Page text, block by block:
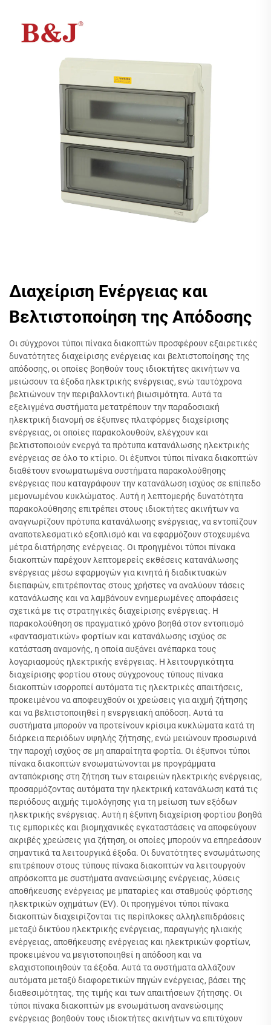
Διαχείριση Ενέργειας και
Βελτιστοποίηση της Απόδοσης
Οι σύγχρονοι τύποι πίνακα διακοπτών προσφέρουν εξαιρετικές
δυνατότητες διαχείρισης ενέργειας και βελτιστοποίησης της
απόδοσης, οι οποίες βοηθούν τους ιδιοκτήτες ακινήτων να
μειώσουν τα έξοδα ηλεκτρικής ενέργειας, ενώ ταυτόχρονα
βελτιώνουν την περιβαλλοντική βιωσιμότητα. Αυτά τα
εξελιγμένα συστήματα μετατρέπουν την παραδοσιακή
ηλεκτρική διανομή σε έξυπνες πλατφόρμες διαχείρισης
ενέργειας, οι οποίες παρακολουθούν, ελέγχουν και
βελτιστοποιούν ενεργά τα πρότυπα κατανάλωσης ηλεκτρικής
ενέργειας σε όλο το κτίριο. Οι έξυπνοι τύποι πίνακα διακοπτών
διαθέτουν ενσωματωμένα συστήματα παρακολούθησης
ενέργειας που καταγράφουν την κατανάλωση ισχύος σε επίπεδο
μεμονωμένου κυκλώματος. Αυτή η λεπτομερής δυνατότητα
παρακολούθησης επιτρέπει στους ιδιοκτήτες ακινήτων να
αναγνωρίζουν πρότυπα κατανάλωσης ενέργειας, να εντοπίζουν
αναποτελεσματικό εξοπλισμό και να εφαρμόζουν στοχευμένα
μέτρα διατήρησης ενέργειας. Οι προηγμένοι τύποι πίνακα
διακοπτών παρέχουν λεπτομερείς εκθέσεις κατανάλωσης
ενέργειας μέσω εφαρμογών για κινητά ή διαδικτυακών
διεπαφών, επιτρέποντας στους χρήστες να αναλύουν τάσεις
κατανάλωσης και να λαμβάνουν ενημερωμένες αποφάσεις
σχετικά με τις στρατηγικές διαχείρισης ενέργειας. Η
παρακολούθηση σε πραγματικό χρόνο βοηθά στον εντοπισμό
«φαντασματικών» φορτίων και κατανάλωσης ισχύος σε
κατάσταση αναμονής, η οποία αυξάνει ανέπαρκα τους
λογαριασμούς ηλεκτρικής ενέργειας. Η λειτουργικότητα
διαχείρισης φορτίου στους σύγχρονους τύπους πίνακα
διακοπτών ισορροπεί αυτόματα τις ηλεκτρικές απαιτήσεις,
προκειμένου να αποφευχθούν οι χρεώσεις για αιχμή ζήτησης
και να βελτιστοποιηθεί η ενεργειακή απόδοση. Αυτά τα
συστήματα μπορούν να προτείνουν κρίσιμα κυκλώματα κατά τη
διάρκεια περιόδων υψηλής ζήτησης, ενώ μειώνουν προσωρινά
την παροχή ισχύος σε μη απαραίτητα φορτία. Οι έξυπνοι τύποι
πίνακα διακοπτών ενσωματώνονται με προγράμματα
ανταπόκρισης στη ζήτηση των εταιρειών ηλεκτρικής ενέργειας,
προσαρμόζοντας αυτόματα την ηλεκτρική κατανάλωση κατά τις
περιόδους αιχμής τιμολόγησης για τη μείωση των εξόδων
ηλεκτρικής ενέργειας. Αυτή η έξυπνη διαχείριση φορτίου βοηθά
τις εμπορικές και βιομηχανικές εγκαταστάσεις να αποφεύγουν
ακριβές χρεώσεις για ζήτηση, οι οποίες μπορούν να επηρεάσουν
σημαντικά τα λειτουργικά έξοδα. Οι δυνατότητες ενσωμάτωσης
επιτρέπουν στους τύπους πίνακα διακοπτών να λειτουργούν
απρόσκοπτα με συστήματα ανανεώσιμης ενέργειας, λύσεις
αποθήκευσης ενέργειας με μπαταρίες και σταθμούς φόρτισης
ηλεκτρικών οχημάτων (EV). Οι προηγμένοι τύποι πίνακα
διακοπτών διαχειρίζονται τις περίπλοκες αλληλεπιδράσεις
μεταξύ δικτύου ηλεκτρικής ενέργειας, παραγωγής ηλιακής
ενέργειας, αποθήκευσης ενέργειας και ηλεκτρικών φορτίων,
προκειμένου να μεγιστοποιηθεί η απόδοση και να
ελαχιστοποιηθούν τα έξοδα. Αυτά τα συστήματα αλλάζουν
αυτόματα μεταξύ διαφορετικών πηγών ενέργειας, βάσει της
διαθεσιμότητας, της τιμής και των απαιτήσεων ζήτησης. Οι
τύποι πίνακα διακοπτών με ενσωμάτωση ανανεώσιμης
ενέργειας βοηθούν τους ιδιοκτήτες ακινήτων να επιτύχουν